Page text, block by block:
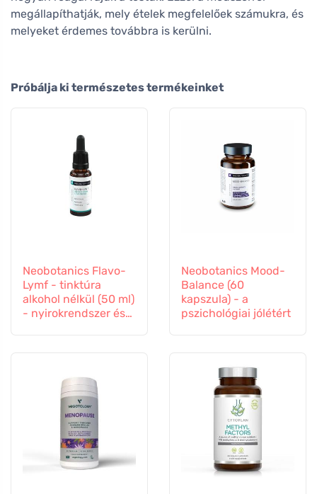
megállapíthatják, mely ételek megfelelőek számukra, és
melyeket érdemes továbbra is kerülni.
Próbálja ki természetes termékeinket
Neobotanics Flavo-
Lymf - tinktúra
alkohol nélkül (50 ml)
- nyirokrendszer és
Neobotanics Mood-
Balance (60
kapszula) - a
pszichológiai jólétért